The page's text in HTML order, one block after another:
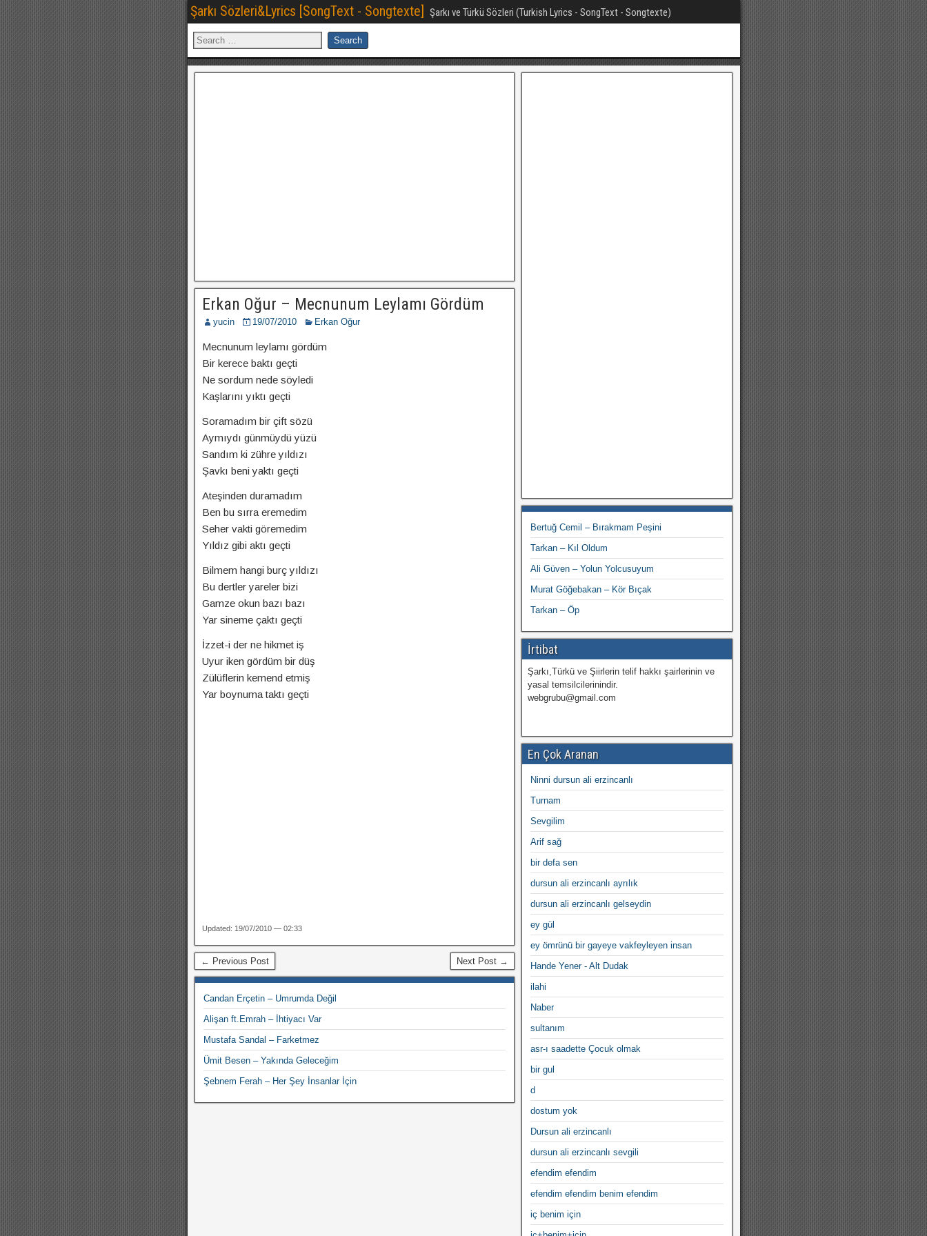
Şarkı Sözleri&Lyrics [SongText - Songtexte] Şarkı ve Türkü Sözleri (Turkish Lyrics - SongText - Songtexte)
Erkan Oğur – Mecnunum Leylamı Gördüm
yucin 19/07/2010 Erkan Oğur
Mecnunum leylamı gördüm
Bir kerece baktı geçti
Ne sordum nede söyledi
Kaşlarını yıktı geçti
Soramadım bir çift sözü
Aymıydı günmüydü yüzü
Sandım ki zühre yıldızı
Şavkı beni yaktı geçti
Ateşinden duramadım
Ben bu sırra eremedim
Seher vakti göremedim
Yıldız gibi aktı geçti
Bilmem hangi burç yıldızı
Bu dertler yareler bizi
Gamze okun bazı bazı
Yar sineme çaktı geçti
İzzet-i der ne hikmet iş
Uyur iken gördüm bir düş
Zülüflerin kemend etmiş
Yar boynuma taktı geçti
Updated: 19/07/2010 — 02:33
← Previous Post Next Post →
Candan Erçetin – Umrumda Değil
Alişan ft.Emrah – İhtiyacı Var
Mustafa Sandal – Farketmez
Ümit Besen – Yakında Geleceğim
Şebnem Ferah – Her Şey İnsanlar İçin
Bertuğ Cemil – Bırakmam Peşini
Tarkan – Kıl Oldum
Ali Güven – Yolun Yolcusuyum
Murat Göğebakan – Kör Bıçak
Tarkan – Öp
İrtibat
Şarkı,Türkü ve Şiirlerin telif hakkı şairlerinin ve
yasal temsilcilerinindir.
webgrubu@gmail.com
En Çok Aranan
Ninni dursun ali erzincanlı
Turnam
Sevgilim
Arif sağ
bir defa sen
dursun ali erzincanlı ayrılık
dursun ali erzincanlı gelseydin
ey gül
ey ömrünü bir gayeye vakfeyleyen insan
Hande Yener - Alt Dudak
ilahi
Naber
sultanım
asr-ı saadette Çocuk olmak
bir gul
d
dostum yok
Dursun ali erzincanlı
dursun ali erzincanlı sevgili
efendim efendim
efendim efendim benim efendim
iç benim için